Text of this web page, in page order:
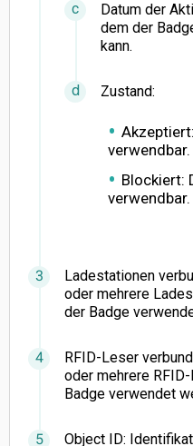
Datum der
dem der
kann.
Zustand:
verwendbar.
Blockiert:
verwendbar.
Ladestationen
oder mehrere
der Badge
RFID-Leser
oder mehrere
Badge verwendet
Object ID: